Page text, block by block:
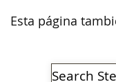
Search
Esta página